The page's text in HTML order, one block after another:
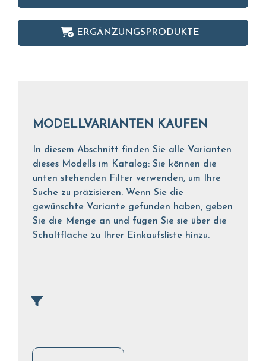
ERGÄNZUNGSPRODUKTE
MODELLVARIANTEN KAUFEN
In diesem Abschnitt finden Sie alle Varianten
dieses Modells im Katalog: Sie können die
unten stehenden Filter verwenden, um Ihre
Suche zu präzisieren. Wenn Sie die
gewünschte Variante gefunden haben, geben
Sie die Menge an und fügen Sie sie über die
Schaltfläche zu Ihrer Einkaufsliste hinzu.